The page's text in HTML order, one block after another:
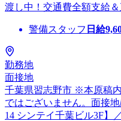
渡し中！交通費全額支給
警備スタッフ 日給
勤務地
面接地
千葉県習志野市 ※本原稿
ではございません。面接
14 シンテイ千葉ビル3F】